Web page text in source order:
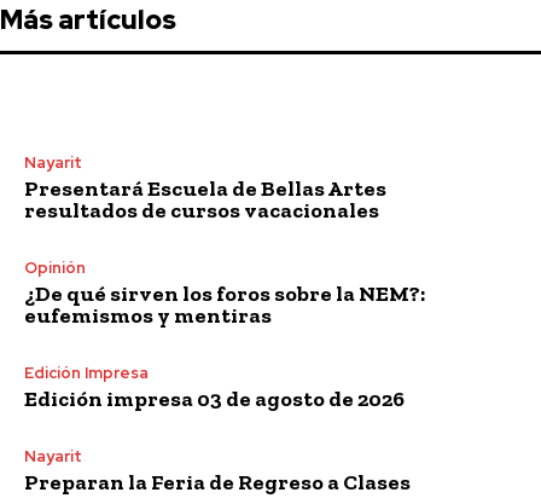
Más artículos
Nayarit
Presentará Escuela de Bellas Artes
resultados de cursos vacacionales
Opinión
¿De qué sirven los foros sobre la NEM?:
eufemismos y mentiras
Edición Impresa
Edición impresa 03 de agosto de 2026
Nayarit
Preparan la Feria de Regreso a Clases